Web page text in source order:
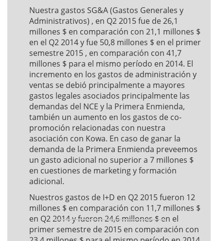
Nuestra gastos SG&A (Gastos Generales y
Administrativos) , en Q2 2015 fue de 26,1
millones $ en comparación con 21,1 millones $
en el Q2 2014 y fue 50,8 millones $ en el primer
semestre 2015 , en comparación con 41,7
millones $ para el mismo período en 2014. El
incremento en los gastos de administración y
ventas se debió principalmente a mayores
gastos legales asociados principalmente las
demandas del NCE y la Primera Enmienda,
también un aumento en los gastos de co-
promoción relacionadas con nuestra
asociación con Kowa. En caso de ganar la
demanda de la Primera Enmienda preveemos
un gasto adicional no superior a 7 millones $
en cuestiones de marketing y formación
adicional.
Nuestros gastos de I+D en Q2 2015 fueron 12
millones $ en comparación con 11,7 millones $
en Q2 2014 y fueron 24,6 millones $ en el
primer semestre de 2015 en comparación con